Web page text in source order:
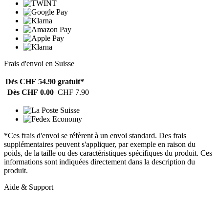
Frais d'envoi en Suisse
Dès CHF 54.90 gratuit*
Dès CHF 0.00 CHF 7.90
*Ces frais d'envoi se réfèrent à un envoi standard. Des frais
supplémentaires peuvent s'appliquer, par exemple en raison du
poids, de la taille ou des caractéristiques spécifiques du produit. Ces
informations sont indiquées directement dans la description du
produit.
Aide & Support